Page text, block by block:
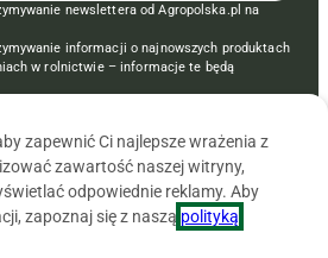
newslettera od Agropolska.pl na
informacji o najnowszych produktach
w rolnictwie – informacje te będą
zapewnić Ci najlepsze wrażenia z
zawartość naszej witryny,
odpowiednie reklamy. Aby
zapoznaj się z naszą polityką